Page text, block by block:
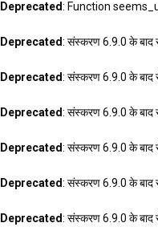
Deprecated: Function
Deprecated: संस्करण 6.9.0 के
Deprecated: संस्करण 6.9.0 के
Deprecated: संस्करण 6.9.0 के
Deprecated: संस्करण 6.9.0 के
Deprecated: संस्करण 6.9.0 के
Deprecated: संस्करण 6.9.0 के